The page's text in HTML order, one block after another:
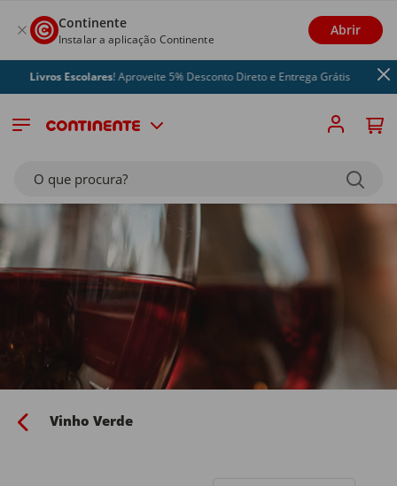
Continente
Instalar a aplicação Continente
Abrir
Escolares! Aproveite 5% Desconto Direto e Entrega Grátis
O que procura?
Vinho Verde